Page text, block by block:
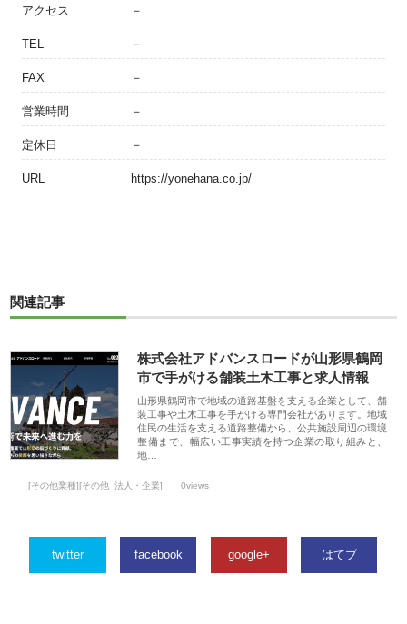
アクセス －
TEL －
FAX －
営業時間 －
定休日 －
URL https://yonehana.co.jp/
関連記事
株式会社アドバンスロードが山形県鶴岡
市で手がける舗装土木工事と求人情報
山形県鶴岡市で地域の道路基盤を支える企業として、舗
装工事や土木工事を手がける専門会社があります。地域
住民の生活を支える道路整備から、公共施設周辺の環境
整備まで、幅広い工事実績を持つ企業の取り組みと、
地…
[その他業種][その他_法人・企業] 0views
twitter facebook google+ はてブ